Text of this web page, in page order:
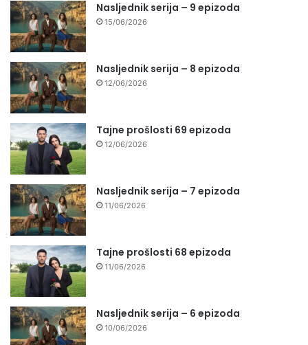
Nasljednik serija – 9 epizoda
15/06/2026
Nasljednik serija – 8 epizoda
12/06/2026
Tajne prošlosti 69 epizoda
12/06/2026
Nasljednik serija – 7 epizoda
11/06/2026
Tajne prošlosti 68 epizoda
11/06/2026
Nasljednik serija – 6 epizoda
10/06/2026